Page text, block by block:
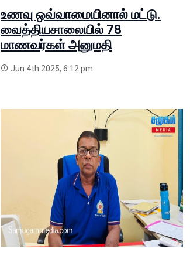
உணவு ஒவ்வாமையினால் மட்டு.
வைத்தியசாலையில் 78
மாணவர்கள் அனுமதி
Jun 4th 2025, 6:12 pm